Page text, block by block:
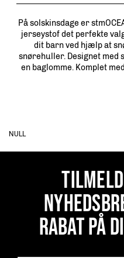
På solskinsdage er
jerseystof det perfekte
dit barn ved hjælp at
snørehuller. Designet med
en baglomme. Komplet
NULL
RABAT PÅ